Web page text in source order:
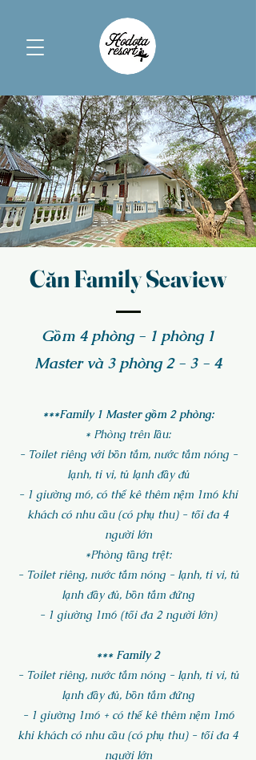
Căn Family Seaview
Gồm 4 phòng - 1 phòng 1
Master và 3 phòng 2 - 3 - 4
***Family 1 Master gồm 2 phòng:
* Phòng trên lầu:
- Toilet riêng với bồn tắm, nước tắm nóng -
lạnh, ti vi, tủ lạnh đầy đủ
- 1 giường m6, có thể kê thêm nệm 1m6 khi
khách có nhu cầu (có phụ thu) - tối đa 4
người lớn
*Phòng tầng trệt:
- Toilet riêng, nước tắm nóng - lạnh, ti vi, tủ
lạnh đầy đủ, bồn tắm đứng
- 1 giường 1m6 (tối đa 2 người lớn)
*** Family 2
- Toilet riêng, nước tắm nóng - lạnh, ti vi, tủ
lạnh đầy đủ, bồn tắm đứng
- 1 giường 1m6 + có thể kê thêm nệm 1m6
khi khách có nhu cầu (có phụ thu) - tối đa 4
người lớn